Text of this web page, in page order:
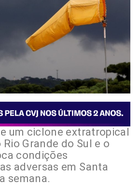
um ciclone extratropical
Grande do Sul e o
condições
adversas em Santa
semana.